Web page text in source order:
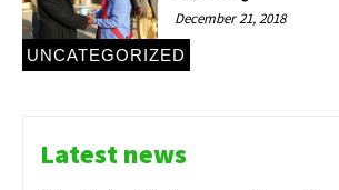
UNCATEGORIZED
December 21, 2018
Latest news